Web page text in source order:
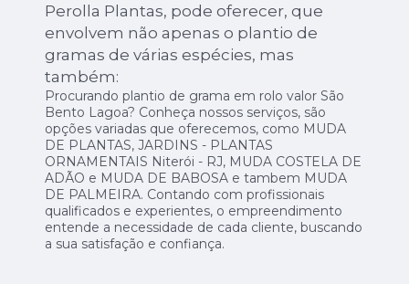
Perolla Plantas, pode oferecer, que
envolvem não apenas o plantio de
gramas de várias espécies, mas
também:
Procurando plantio de grama em rolo valor São
Bento Lagoa? Conheça nossos serviços, são
opções variadas que oferecemos, como MUDA
DE PLANTAS, JARDINS - PLANTAS
ORNAMENTAIS Niterói - RJ, MUDA COSTELA DE
ADÃO e MUDA DE BABOSA e tambem MUDA
DE PALMEIRA. Contando com profissionais
qualificados e experientes, o empreendimento
entende a necessidade de cada cliente, buscando
a sua satisfação e confiança.